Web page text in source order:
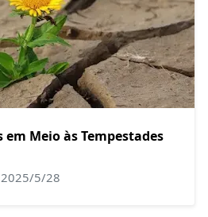
Meio às Tempestades
2025/5/28